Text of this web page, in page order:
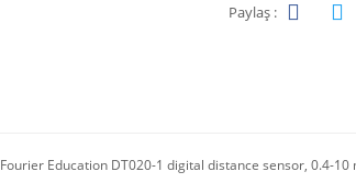
Paylaş :
Fourier Education DT020-1 digital distance sensor, 0.4-10